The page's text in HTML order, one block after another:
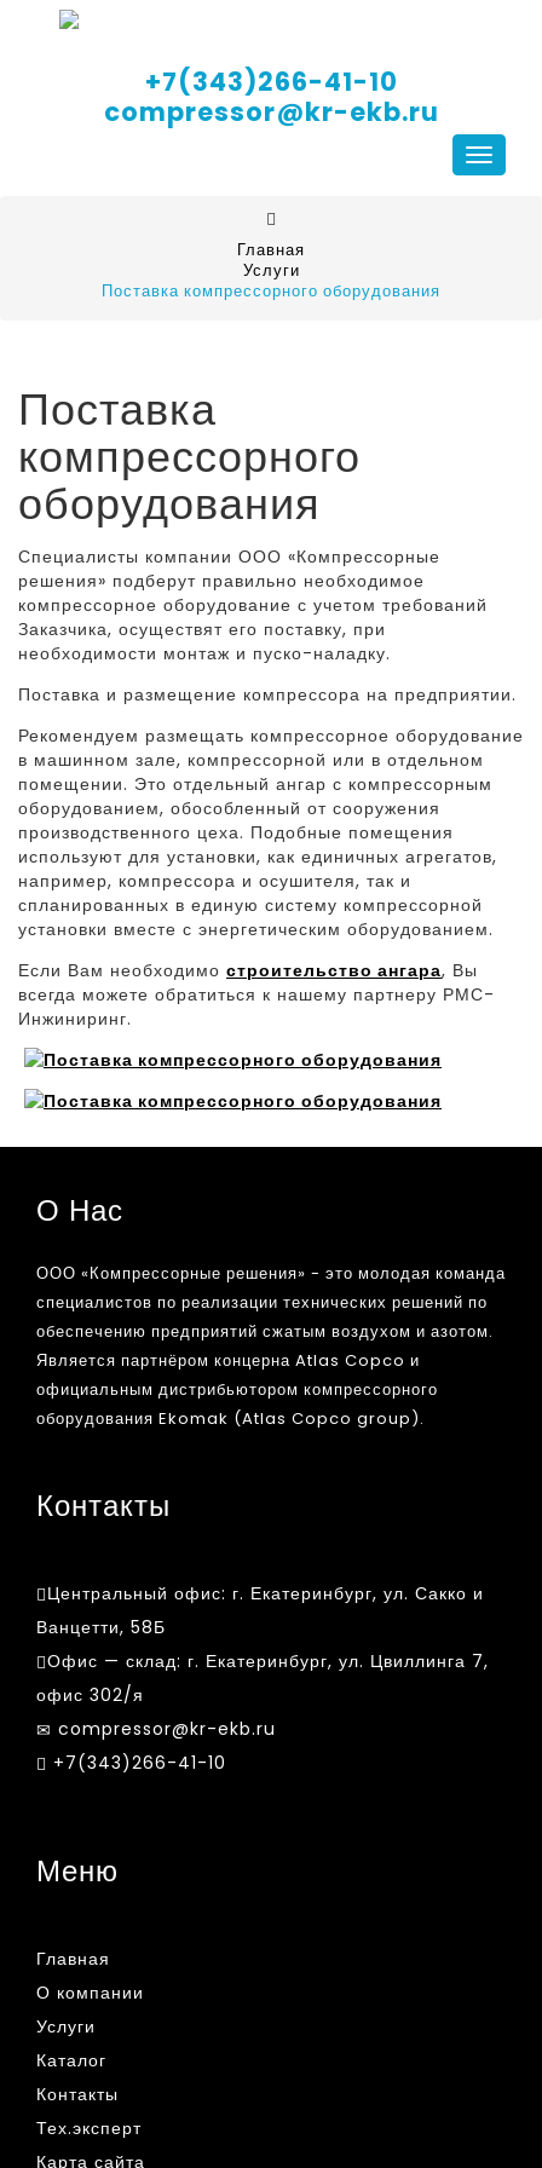
+7(343)266-41-10
compressor@kr-ekb.ru
Главная
Услуги
Поставка компрессорного оборудования
Поставка
компрессорного
оборудования
Специалисты компании ООО «Компрессорные
решения» подберут правильно необходимое
компрессорное оборудование с учетом требований
Заказчика, осуществят его поставку, при
необходимости монтаж и пуско-наладку.
Поставка и размещение компрессора на предприятии.
Рекомендуем размещать компрессорное оборудование
в машинном зале, компрессорной или в отдельном
помещении. Это отдельный ангар с компрессорным
оборудованием, обособленный от сооружения
производственного цеха. Подобные помещения
используют для установки, как единичных агрегатов,
например, компрессора и осушителя, так и
спланированных в единую систему компрессорной
установки вместе с энергетическим оборудованием.
Если Вам необходимо строительство ангара, Вы
всегда можете обратиться к нашему партнеру РМС-
Инжиниринг.
О Нас
ООО «Компрессорные решения» - это молодая команда
специалистов по реализации технических решений по
обеспечению предприятий сжатым воздухом и азотом.
Является партнёром концерна Atlas Copco и
официальным дистрибьютором компрессорного
оборудования Ekomak (Atlas Copco group).
Контакты
Центральный офис: г. Екатеринбург, ул. Сакко и
Ванцетти, 58Б
Офис — склад: г. Екатеринбург, ул. Цвиллинга 7,
офис 302/я
compressor@kr-ekb.ru
+7(343)266-41-10
Меню
Главная
О компании
Услуги
Каталог
Контакты
Тех.эксперт
Карта сайта